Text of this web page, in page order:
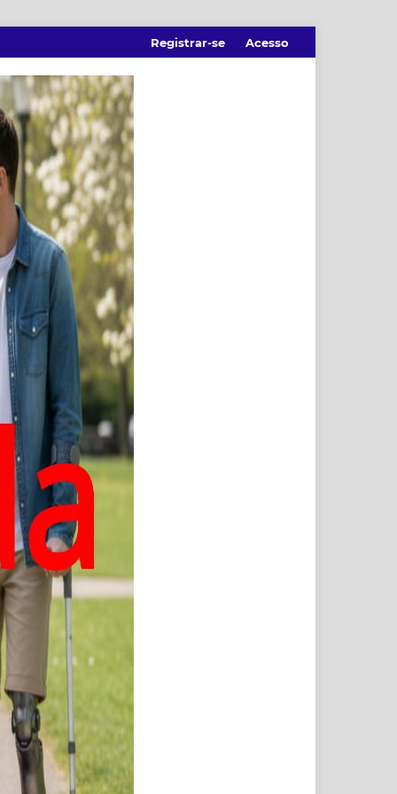
Registrar-se Acesso